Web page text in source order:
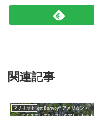
関連記事
マリオット